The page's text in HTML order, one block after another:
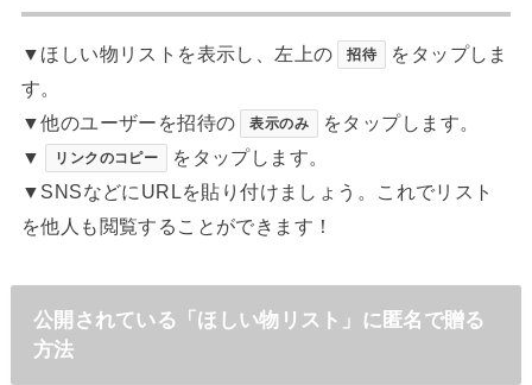
▼ほしい物リストを表示し、左上の 招待
をタップしま
す。
▼他のユーザーを招待の
表示のみ
をタップします。
▼
リンクのコピー
をタップします。
▼SNSなどにURLを貼り付けましょう。これでリスト
を他人も閲覧することができます！
公開されている「ほしい物リスト」に匿名で贈る
方法